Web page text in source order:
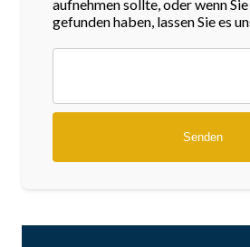
aufnehmen sollte, oder wenn
gefunden haben, lassen Sie es